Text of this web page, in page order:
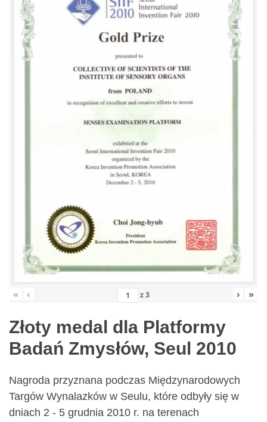
« ‹ z3 › »
Złoty medal dla Platformy
Badań Zmysłów, Seul 2010
Nagroda przyznana podczas Międzynarodowych
Targów Wynalazków w Seulu, które odbyły się w
dniach 2 - 5 grudnia 2010 r. na terenach